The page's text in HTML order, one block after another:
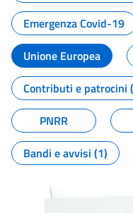
Emergenza Covid-19
Unione Europea
Contributi e patrocini
PNRR
Bandi e avvisi (1)